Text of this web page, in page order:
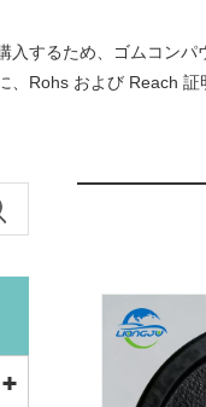
入するため、ゴムコン
Rohs および Reach 証